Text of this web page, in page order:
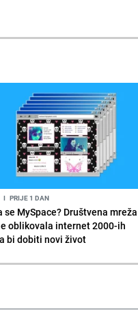
I PRIJE 1 DAN
se MySpace? Društvena mreža
oblikovala internet 2000-ih
bi dobiti novi život